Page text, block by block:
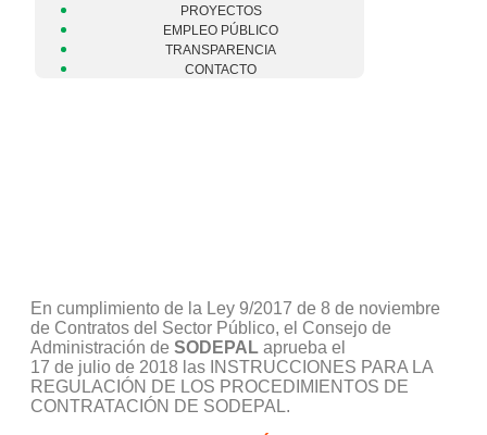
PROYECTOS
EMPLEO PÚBLICO
TRANSPARENCIA
CONTACTO
En cumplimiento de la Ley 9/2017 de 8 de noviembre
de Contratos del Sector Público, el Consejo de
Administración de SODEPAL aprueba el
17 de julio de 2018 las INSTRUCCIONES PARA LA
REGULACIÓN DE LOS PROCEDIMIENTOS DE
CONTRATACIÓN DE SODEPAL.